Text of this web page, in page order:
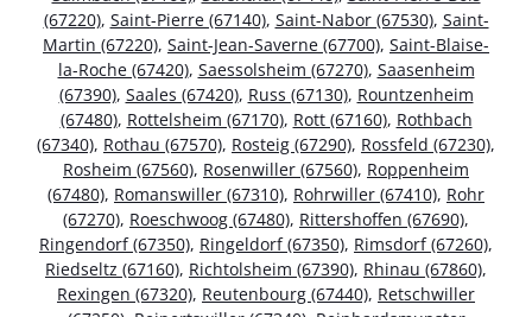
(67220), Saint-Pierre (67140), Saint-Nabor (67530), Saint-
Martin (67220), Saint-Jean-Saverne (67700), Saint-Blaise-
la-Roche (67420), Saessolsheim (67270), Saasenheim
(67390), Saales (67420), Russ (67130), Rountzenheim
(67480), Rottelsheim (67170), Rott (67160), Rothbach
(67340), Rothau (67570), Rosteig (67290), Rossfeld (67230),
Rosheim (67560), Rosenwiller (67560), Roppenheim
(67480), Romanswiller (67310), Rohrwiller (67410), Rohr
(67270), Roeschwoog (67480), Rittershoffen (67690),
Ringendorf (67350), Ringeldorf (67350), Rimsdorf (67260),
Riedseltz (67160), Richtolsheim (67390), Rhinau (67860),
Rexingen (67320), Reutenbourg (67440), Retschwiller